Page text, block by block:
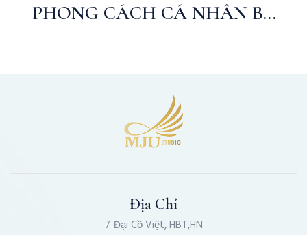
PHONG CÁCH CÁ NHÂN BY
Địa Chỉ
7 Đại Cồ Việt, HBT,HN